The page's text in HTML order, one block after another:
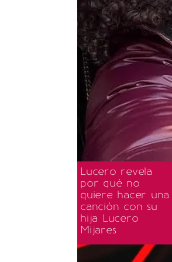
Lucero revela
por qué no
quiere hacer una
canción con su
hija Lucero
Mijares